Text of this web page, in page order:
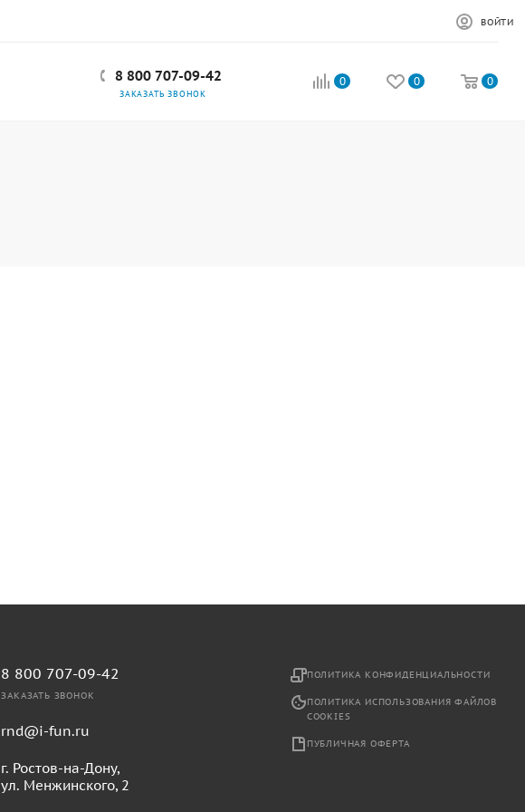
ВОЙТИ
8 800 707-09-42
ЗАКАЗАТЬ ЗВОНОК
0 0 0
8 800 707-09-42
ЗАКАЗАТЬ ЗВОНОК
rnd@i-fun.ru
г. Ростов-на-Дону,
ул. Менжинского, 2
ПОЛИТИКА КОНФИДЕНЦИАЛЬНОСТИ
ПОЛИТИКА ИСПОЛЬЗОВАНИЯ ФАЙЛОВ
COOKIES
ПУБЛИЧНАЯ ОФЕРТА